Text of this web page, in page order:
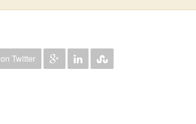
on Twitter